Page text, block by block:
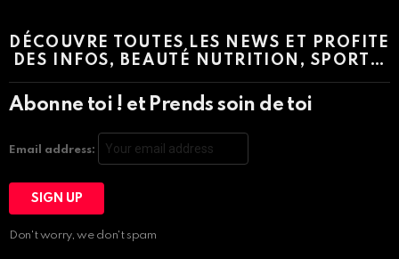
DÉCOUVRE TOUTES LES NEWS ET PROFITE
DES INFOS, BEAUTÉ NUTRITION, SPORT…
Abonne toi ! et Prends soin de toi
Email address:
Don't worry, we don't spam